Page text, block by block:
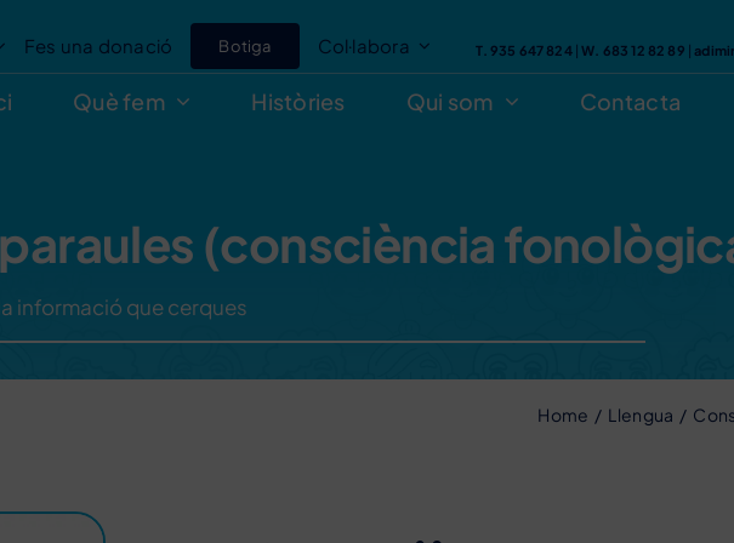
Fes una donació Botiga Col·labora T. 935 647 824|W. 683 12 82 89 |
Què fem Històries Qui som Contacta
(consciència
Home Llengua